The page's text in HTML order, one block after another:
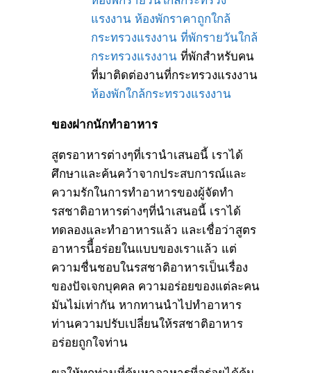
แรงงาน ห้องพักราคาถูกใกล้
กระทรวงแรงงาน ที่พักรายวันใกล้
กระทรวงแรงงานที่พักสำหรับคน
ที่มาติดต่องานที่กระทรวงแรงงาน
ห้องพักใกล้กระทรวงแรงงาน
ของฝากนักทำอาหาร
สูตรอาหารต่างๆที่เรานำเสนอนี้ เราได้
ศึกษาและค้นคว้าจากประสบการณ์และ
ความรักในการทำอาหารของผู้จัดทำ
รสชาติอาหารต่างๆที่นำเสนอนี้ เราได้
ทดลองและทำอาหารแล้ว และเชื่อว่าสูตร
อาหารนีี้อร่อยในแบบของเราแล้ว แต่
ความชื่นชอบในรสชาติอาหารเป็นเรื่อง
ของปัจเจกบุคคล ความอร่อยของแต่ละคน
มันไม่เท่ากัน หากทานนำไปทำอาหาร
ท่านความปรับเปลี่ยนให้รสชาติอาหาร
อร่อยถูกใจท่าน